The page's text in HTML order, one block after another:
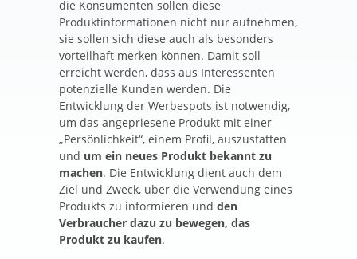
die Konsumenten sollen diese
Produktinformationen nicht nur aufnehmen,
sie sollen sich diese auch als besonders
vorteilhaft merken können. Damit soll
erreicht werden, dass aus Interessenten
potenzielle Kunden werden. Die
Entwicklung der Werbespots ist notwendig,
um das angepriesene Produkt mit einer
„Persönlichkeit“, einem Profil, auszustatten
und um ein neues Produkt bekannt zu
machen. Die Entwicklung dient auch dem
Ziel und Zweck, über die Verwendung eines
Produkts zu informieren und den
Verbraucher dazu zu bewegen, das
Produkt zu kaufen.